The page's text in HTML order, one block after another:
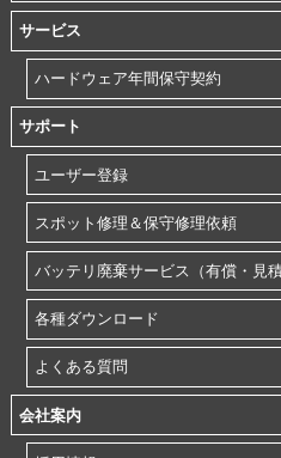
サービス
ハードウェア年間保守契約
サポート
ユーザー登録
スポット修理＆保守修理依頼
バッテリ廃棄サービス（有償・見積
各種ダウンロード
よくある質問
会社案内